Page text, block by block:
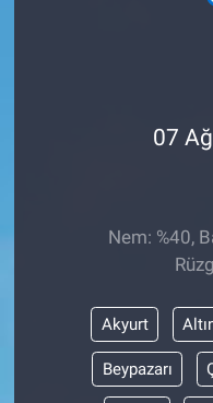
07
Nem: %40,
Akyurt
Beypazarı